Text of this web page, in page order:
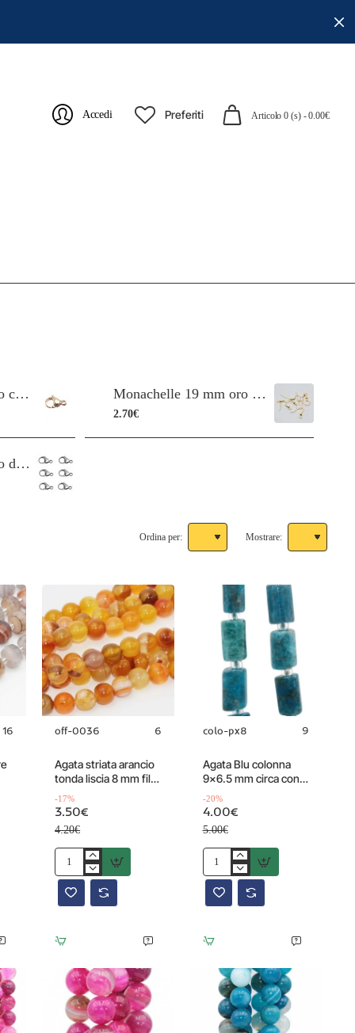
Accedi Preferiti Articolo 0 (s) - 0.00€
Moschettoni in acciaio color oro lucido 10 mm pacco 10 pezzi Monachelle 19 mm oro conf. 100 pz
2.70€
Moschettoni in acciaio da 12 mm pacco da 20 pezzi
Ordina per: Mostrare:
16 Offerta -17%
off-0036 6
Agata striata arancio
tonda liscia 8 mm filo
40 cm
-17%
3.50€
4.20€
Agata
striata
arancio
tonda
mm
cm
Offerta -20%
colo-px8 9
Agata Blu colonna
9x6.5 mm circa conf.
5 pz
-20%
4.00€
5.00€
Agata
Blu
colonna
9x6.5
conf.